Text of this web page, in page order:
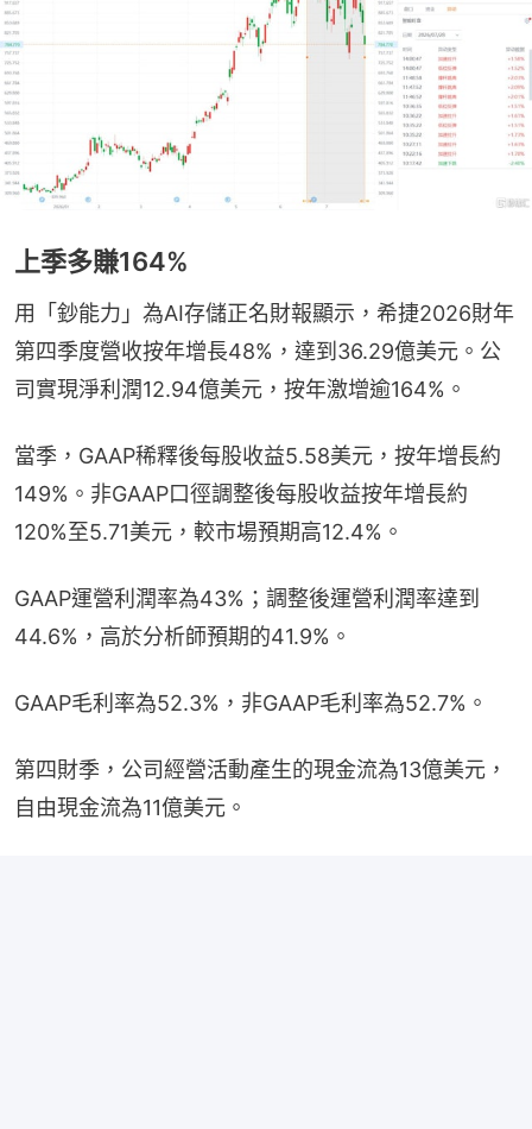
上季多賺164%
用「鈔能力」為AI存儲正名財報顯示，希捷2026財年
第四季度營收按年增長48%，達到36.29億美元。公
司實現淨利潤12.94億美元，按年激增逾164%。
當季，GAAP稀釋後每股收益5.58美元，按年增長約
149%。非GAAP口徑調整後每股收益按年增長約
120%至5.71美元，較市場預期高12.4%。
GAAP運營利潤率為43%；調整後運營利潤率達到
44.6%，高於分析師預期的41.9%。
GAAP毛利率為52.3%，非GAAP毛利率為52.7%。
第四財季，公司經營活動產生的現金流為13億美元，
自由現金流為11億美元。